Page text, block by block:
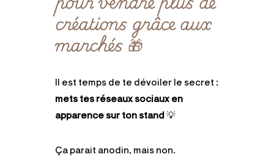
créations grâce aux
marchés🎁
Il est temps de te dévoiler le secret :
mets tes réseaux sociaux en
apparence sur ton stand💡
Ça parait anodin, mais non.